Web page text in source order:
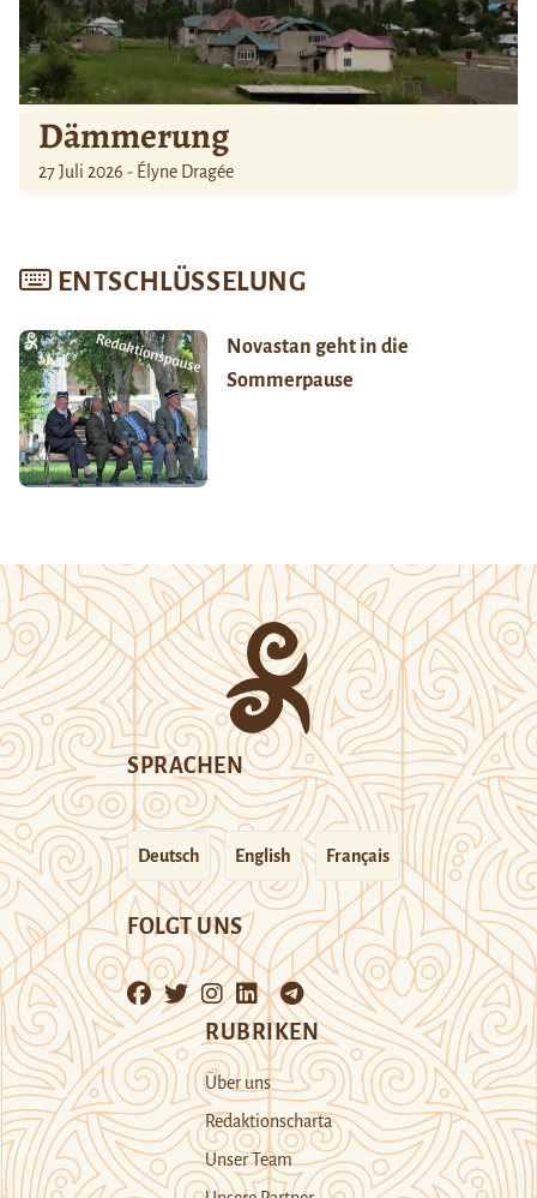
Dämmerung
27 Juli 2026 - Élyne Dragée
ENTSCHLÜSSELUNG
Novastan geht in die
Sommerpause
SPRACHEN
Deutsch English Français
FOLGT UNS
RUBRIKEN
Über uns
Redaktionscharta
Unser Team